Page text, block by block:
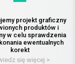
projekt graficzny
produktów i
w celu sprawdzenia
ewentualnych
korekt
się więcej >